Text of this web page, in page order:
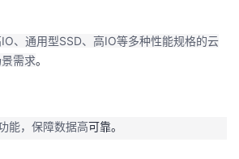
IO、通用型SSD、高IO等多种性能规格的云
需求。
能，保障数据高可靠。